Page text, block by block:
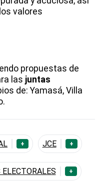
valores
propuestas de
las juntas
de:Yamasá, Villa
.
+ JCE +
+